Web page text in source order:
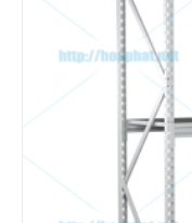
- Với những sản phẩm
hàng lại không thích
Thì khách hàng phải
nguyên đai nguyên
chuyển...khách hàng